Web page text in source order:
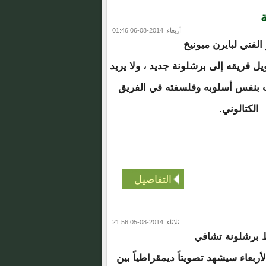
أربعاء, 2014-08-06 01:46
لبايرن ميونيخ
فريقه إلى برشلونة جديد ، ولا يريد
بنفس أسلوبه وفلسفته في الفريق
الكتالوني.
التفاصيل
ثلاثاء, 2014-08-05 21:56
تشافي
سيشهد تصويتاً ديمقراطياً بين